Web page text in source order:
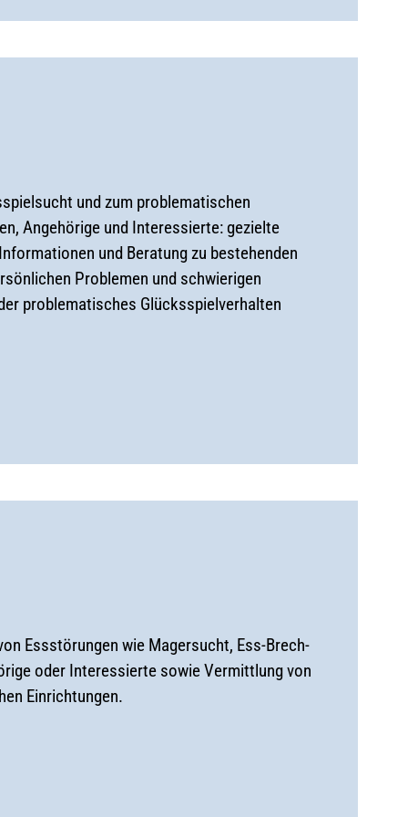
und zum problematischen
Angehörige und Interessierte: gezielte
und Beratung zu bestehenden
Problemen und schwierigen
problematisches Glücksspielverhalten
Essstörungen wie Magersucht, Ess-Brech-
oder Interessierte sowie Vermittlung von
Einrichtungen.